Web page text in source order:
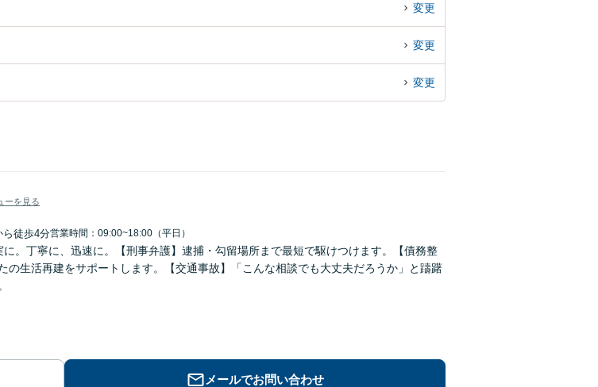
変更
変更
変更
ーを見る
ら徒歩4分営業時間：09:00~18:00（平日）
に。丁寧に、迅速に。【刑事弁護】逮捕・勾留場所まで最短で駆けつけます。【債務整
の生活再建をサポートします。【交通事故】「こんな相談でも大丈夫だろうか」と躊躇
メールでお問い合わせ